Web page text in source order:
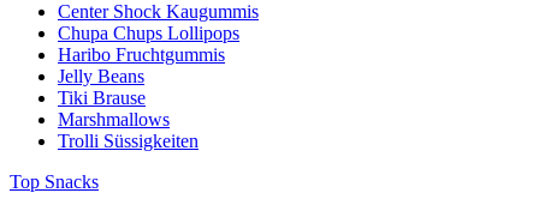
Center Shock Kaugummis
Chupa Chups Lollipops
Haribo Fruchtgummis
Jelly Beans
Tiki Brause
Marshmallows
Trolli Süssigkeiten
Top Snacks